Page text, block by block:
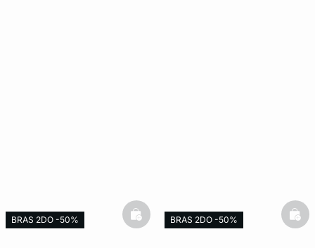
BRAS 2DO -50%
basketfullBRAS 2DO -50%